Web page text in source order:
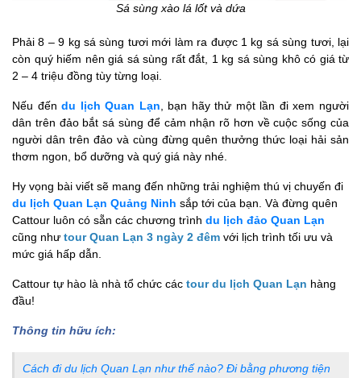
Sá sùng xào lá lốt và dứa
Phải 8 – 9 kg sá sùng tươi mới làm ra được 1 kg sá sùng tươi, lại
còn quý hiếm nên giá sá sùng rất đắt, 1 kg sá sùng khô có giá từ
2 – 4 triệu đồng tùy từng loại.
Nếu đếndu lịch Quan Lạn , bạn hãy thử một lần đi xem người
dân trên đảo bắt sá sùng để cảm nhận rõ hơn về cuộc sống của
người dân trên đảo và cùng đừng quên thưởng thức loại hải sản
thơm ngon, bổ dưỡng và quý giá này nhé.
Hy vọng bài viết sẽ mang đến những trải nghiệm thú vị chuyến đi
du lịch Quan Lạn Quảng Ninh sắp tới của bạn. Và đừng quên
Cattour luôn có sẵn các chương trình du lịch đảo Quan Lạn
cũng như tour Quan Lạn 3 ngày 2 đêm với lịch trình tối ưu và
mức giá hấp dẫn.
Cattour tự hào là nhà tổ chức các tour du lịch Quan Lạn hàng
đầu!
Thông tin hữu ích:
Cách đi du lịch Quan Lạn như thế nào? Đi bằng phương tiện